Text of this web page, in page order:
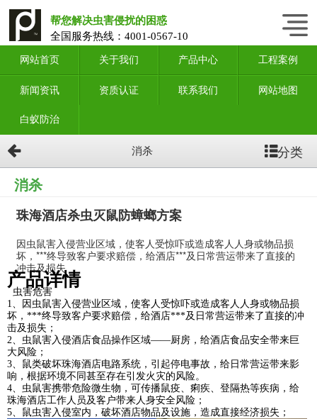
帮您解决虫害侵扰的困惑
全国服务热线：4001-0567-10
网站首页 关于我们 产品中心 工程案例
新闻资讯 资质认证 联系我们 网站地图
白蚁防治
消杀 分类
消杀
珠海酒店杀虫灭鼠防蟑螂方案
因虫鼠害入侵营业区域，使客人受惊吓或造成客人人身或物品损
坏，***终导致客户要求赔偿，给酒店***及日常营运带来了直接的
冲击及损失
产品详情
虫害危害
1、因虫鼠害入侵营业区域，使客人受惊吓或造成客人人身或物品损
坏，***终导致客户要求赔偿，给酒店***及日常营运带来了直接的冲
击及损失；
2、虫鼠害入侵酒店食品操作区域——厨房，给酒店食品安全带来巨
大风险；
3、鼠类破坏珠海酒店电路系统，引起停电事故，给日常营运带来影
响，根据环境不同甚至存在引发火灾的风险。
4、虫鼠害携带危险微生物，可传播鼠疫、痢疾、登隔热等疾病，给
珠海酒店工作人员及客户带来人身安全风险；
5、鼠虫害入侵室内，破坏酒店物品及设施，造成直接经济损失；